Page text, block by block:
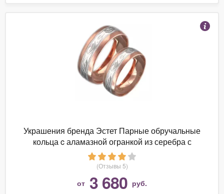
Украшения бренда Эстет Парные обручальные
кольца c аламазной огранкой из серебра с
позолотой 5мм
(Отзывы 5)
от 3 680 руб.